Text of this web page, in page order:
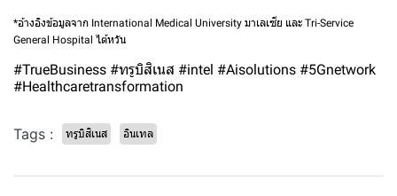
*อ้างอิงข้อมูลจาก International Medical University มาเลเซีย และ Tri-Service
General Hospital ไต้หวัน
#TrueBusiness #ทรูบิสิเนส #intel #Aisolutions #5Gnetwork
#Healthcaretransformation
Tags : ทรูบิสิเนส อินเทล